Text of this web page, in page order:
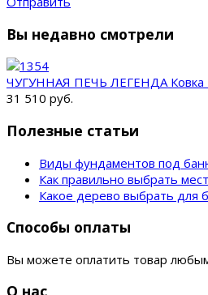
Вы недавно смотрели
ЧУГУННАЯ ПЕЧЬ ЛЕГЕНДА Ковка
31 510 руб.
Полезные статьи
Виды фундаментов под
Как правильно выбрать
Какое дерево выбрать для
Способы оплаты
Вы можете оплатить товар
О нас